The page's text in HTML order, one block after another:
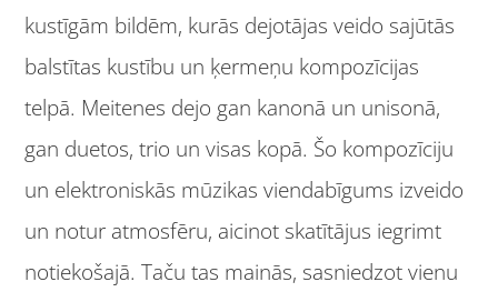
kustīgām bildēm, kurās dejotājas veido sajūtās
balstītas kustību un ķermeņu kompozīcijas
telpā. Meitenes dejo gan kanonā un unisonā,
gan duetos, trio un visas kopā. Šo kompozīciju
un elektroniskās mūzikas viendabīgums izveido
un notur atmosfēru, aicinot skatītājus iegrimt
notiekošajā. Taču tas mainās, sasniedzot vienu